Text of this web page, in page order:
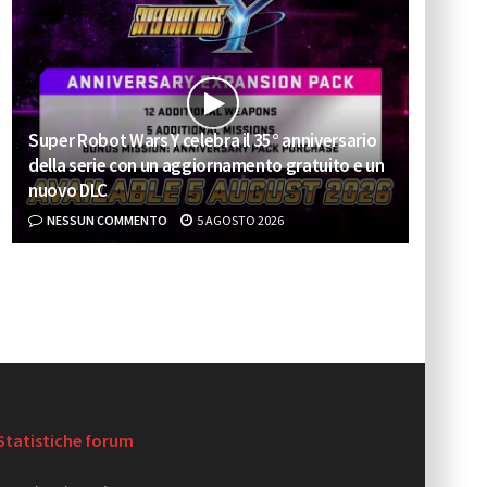
Super Robot Wars Y celebra il 35° anniversario
della serie con un aggiornamento gratuito e un
nuovo DLC
NESSUN COMMENTO 5 AGOSTO 2026
forum